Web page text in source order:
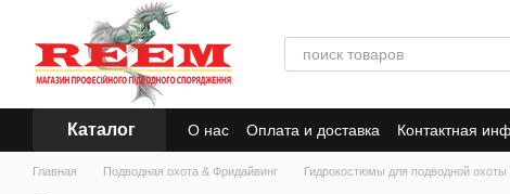
Перейти к основному контенту
Каталог О нас Оплата и доставка Контактная
Главная Подводная охота & Фридайвинг Гидрокостюмы для подводной охоты